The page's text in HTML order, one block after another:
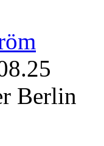
Berlin